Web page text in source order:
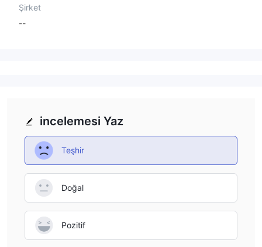
Şirket
--
incelemesi Yaz
Teşhir
Doğal
Pozitif